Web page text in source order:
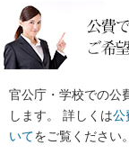
官公庁・学校での公
します。 詳しくは公
いてをご覧ください。